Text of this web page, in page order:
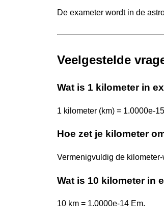
De exameter wordt in de
Veelgestelde
Wat is 1 kilometer in
1 kilometer (km) = 1.0000e-
Hoe zet je kilometer
Vermenigvuldig de
Wat is 10 kilometer in
10 km = 1.0000e-14 Em.